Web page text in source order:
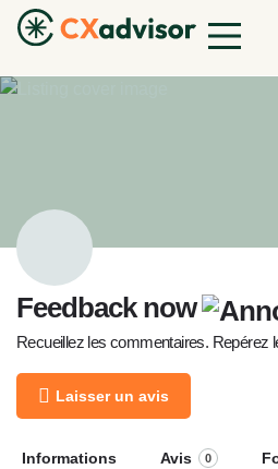
Feedback now
Recueillez les commentaires. Repérez
Laisser un avis
Informations Avis 0